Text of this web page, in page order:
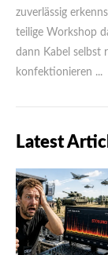
zuverlässig
teilige Workshop
dann Kabel selbst
konfektionieren ...
Latest